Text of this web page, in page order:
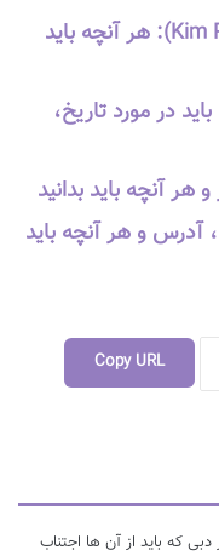
انیمیشن کیم پاسیبل (Kim Possible): هر آنچه باید
در مورد تاریخ،
آنچه باید بدانید
آدرس و هر آنچه باید
Copy URL
که باید از آن ها اجتناب